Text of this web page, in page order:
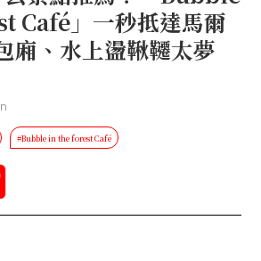
Café」一秒抵達馬爾
廂、水上盪鞦韆太夢
#Bubble in the forest Café